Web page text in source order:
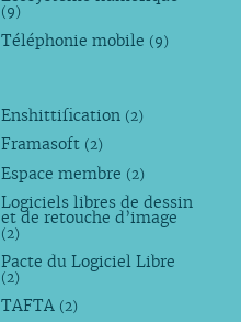
(9)
Téléphonie mobile (9)
Enshittification (2)
Framasoft (2)
Espace membre (2)
Logiciels libres de dessin
et de retouche d’image
(2)
Pacte du Logiciel Libre
(2)
TAFTA (2)